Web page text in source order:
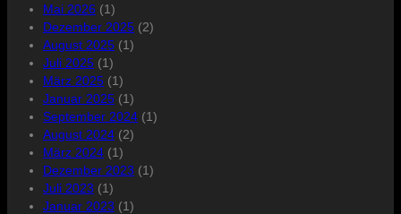
Mai 2026 (1)
Dezember 2025 (2)
August 2025 (1)
Juli 2025 (1)
März 2025 (1)
Januar 2025 (1)
September 2024 (1)
August 2024 (2)
März 2024 (1)
Dezember 2023 (1)
Juli 2023 (1)
Januar 2023 (1)